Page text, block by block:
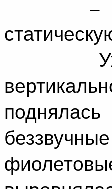
–
Уже